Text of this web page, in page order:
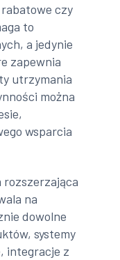
czy
to
a jedynie
zapewnia
utrzymania
można
wsparcia
rozszerzająca
na
dowolne
systemy
integracje z